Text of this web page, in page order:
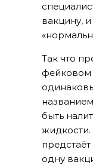
вакцину,
Так что
фейковом
быть
жидкости.
одну